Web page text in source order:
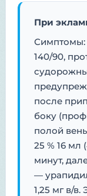
При
Симптомы:
140/90,
после
боку
полой
25 % 16 мл
минут,
—
1,25 мг в/